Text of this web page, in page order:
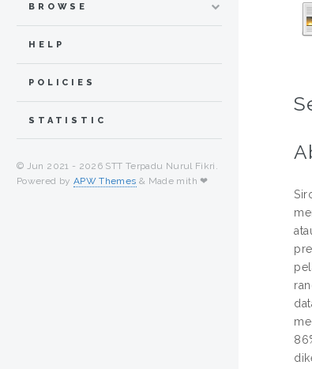
BROWSE
HELP
POLICIES
STATISTIC
© Jun 2021 - 2026 STT Terpadu Nurul Fikri.
Powered by APW Themes & Made mith ❤